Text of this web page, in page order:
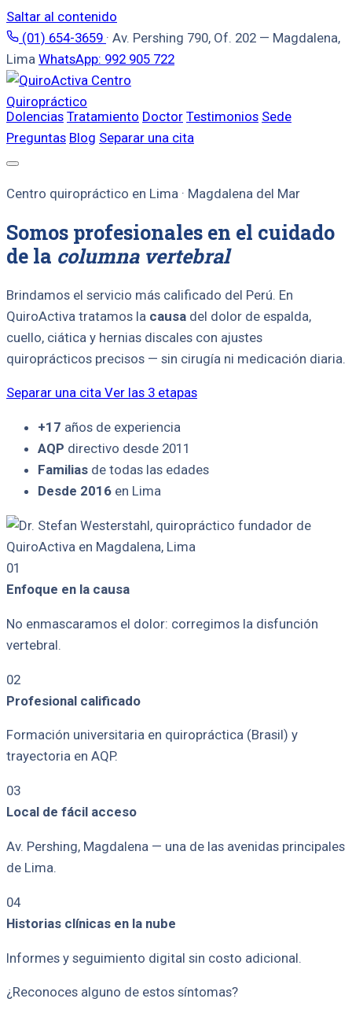
Saltar al contenido
(01) 654-3659 · Av. Pershing 790, Of. 202 — Magdalena,
Lima WhatsApp: 992 905 722
Dolencias Tratamiento Doctor Testimonios Sede
Preguntas Blog Separar una cita
Centro quiropráctico en Lima · Magdalena del Mar
Somos profesionales en el cuidado
de la columna vertebral
Brindamos el servicio más calificado del Perú. En
QuiroActiva tratamos la causa del dolor de espalda,
cuello, ciática y hernias discales con ajustes
quiroprácticos precisos — sin cirugía ni medicación diaria.
Separar una cita Ver las 3 etapas
+17 años de experiencia
AQP directivo desde 2011
Familias de todas las edades
Desde 2016 en Lima
01
Enfoque en la causa
No enmascaramos el dolor: corregimos la disfunción
vertebral.
02
Profesional calificado
Formación universitaria en quiropráctica (Brasil) y
trayectoria en AQP.
03
Local de fácil acceso
Av. Pershing, Magdalena — una de las avenidas principales
de Lima.
04
Historias clínicas en la nube
Informes y seguimiento digital sin costo adicional.
¿Reconoces alguno de estos síntomas?